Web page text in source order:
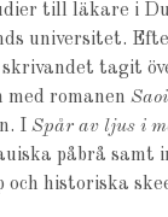
till läkare i
universitet.
tagit
med romanen
ISpår av ljus i
påbrå samt
och historiska